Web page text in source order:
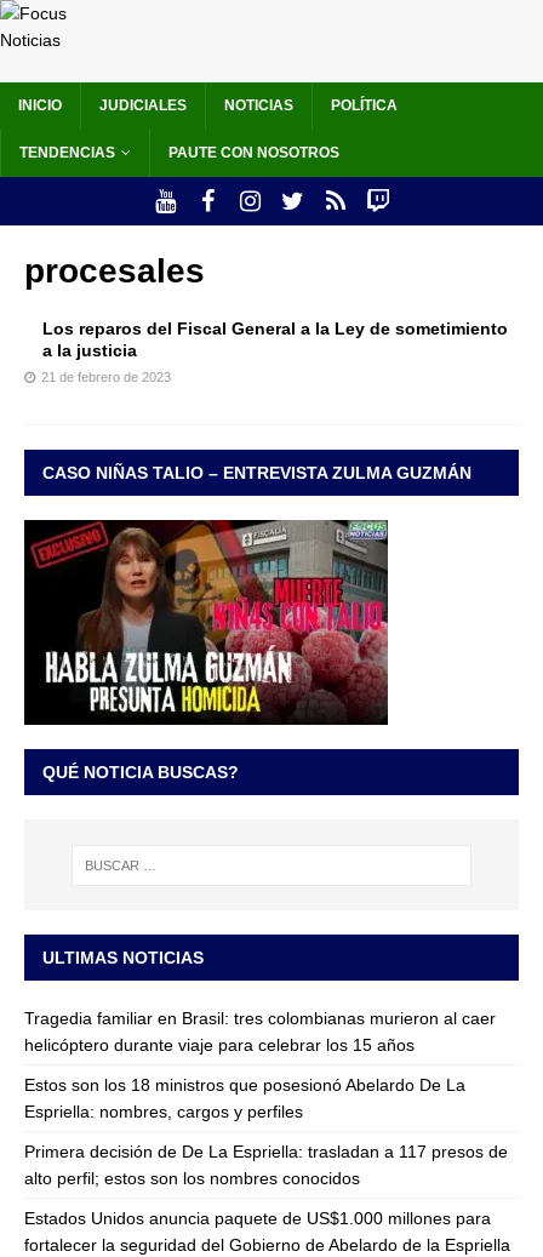
INICIO JUDICIALES NOTICIAS POLÍTICA
TENDENCIAS PAUTE CON NOSOTROS
procesales
Los reparos del Fiscal General a la Ley de sometimiento
a la justicia
21 de febrero de 2023
CASO NIÑAS TALIO – ENTREVISTA ZULMA GUZMÁN
QUÉ NOTICIA BUSCAS?
ULTIMAS NOTICIAS
Tragedia familiar en Brasil: tres colombianas murieron al caer
helicóptero durante viaje para celebrar los 15 años
Estos son los 18 ministros que posesionó Abelardo De La
Espriella: nombres, cargos y perfiles
Primera decisión de De La Espriella: trasladan a 117 presos de
alto perfil; estos son los nombres conocidos
Estados Unidos anuncia paquete de US$1.000 millones para
fortalecer la seguridad del Gobierno de Abelardo de la Espriella